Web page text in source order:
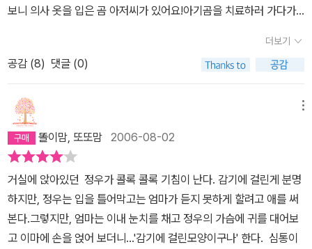
보니 의사 옷을 입은 곰 아저씨가 있어요!아기곰을 치료하러 가다가
노 에이코‘의 재미있는 스토리와 ‘다루이시 마코‘의 매력적인 삽화가
아주 잘 어울립니다.
더보기
공감 (8) 댓글 (0)
똘이맘, 또또맘 2006-08-02
거실에 앉아있던 정우가 콜록 콜록 기침이 난다. 감기에 걸린게 분명
하지만, 정우는 입을 틀어막고는 엄마가 듣지 못하게 할려고 애를 써
본다.그렇지만, 엄마는 이내 눈치를 채고 정우의 가슴에 귀를 대어보
고 이마에 손을 얹어 보더니...'감기에 걸린모양이구나' 한다. 심통이